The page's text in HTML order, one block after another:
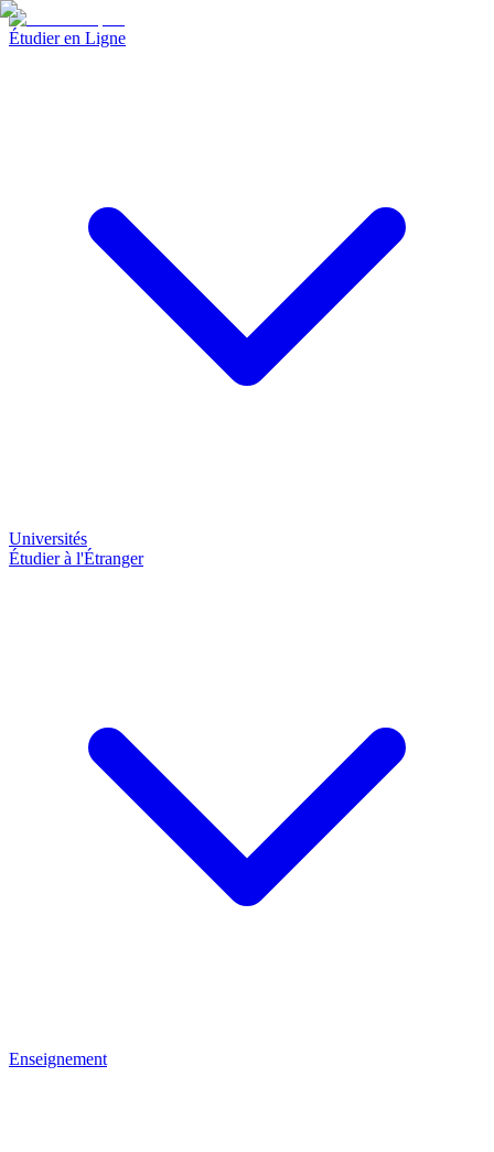
Étudier en Ligne
Universités
Étudier à l'Étranger
Enseignement